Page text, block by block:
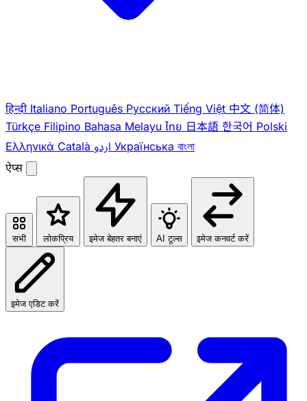
हिन्दी Italiano Português Pусский Tiếng Việt 中文 (简体)
Türkçe Filipino Bahasa Melayu ไทย 日本語 한국어 Polski
Ελληνικά Català Українська বাংলা
ऐप्स
सभी लोकप्रिय इमेज बेहतर बनाएं AI टूल्स इमेज कनवर्ट करें
इमेज एडिट करें